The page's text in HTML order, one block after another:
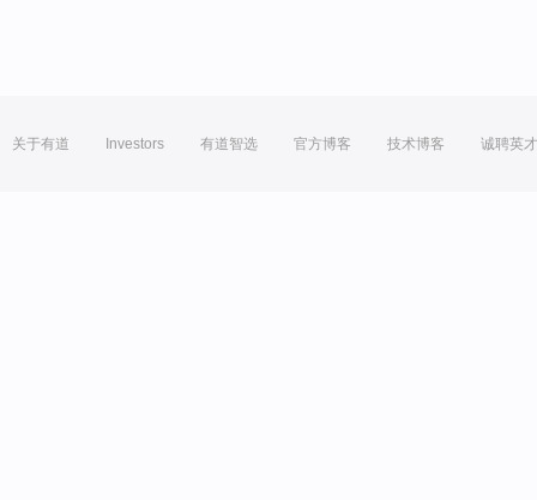
关于有道 Investors 有道智选 官方博客 技术博客 诚聘英才